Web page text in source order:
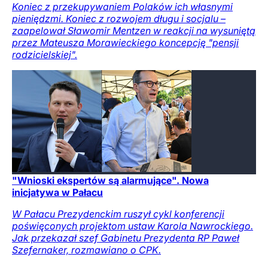
Koniec z przekupywaniem Polaków ich własnymi
pieniędzmi. Koniec z rozwojem długu i socjalu –
zaapelował Sławomir Mentzen w reakcji na wysuniętą
przez Mateusza Morawieckiego koncepcję "pensji
rodzicielskiej".
"Wnioski ekspertów są alarmujące". Nowa
inicjatywa w Pałacu
W Pałacu Prezydenckim ruszył cykl konferencji
poświęconych projektom ustaw Karola Nawrockiego.
Jak przekazał szef Gabinetu Prezydenta RP Paweł
Szefernaker, rozmawiano o CPK.